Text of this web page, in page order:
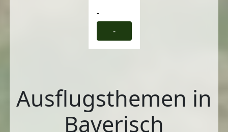
-
-
Ausflugsthemen in
Bayerisch